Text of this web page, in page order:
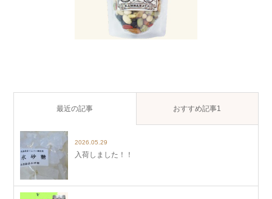
最近の記事 おすすめ記事1
2026.05.29
入荷しました！！